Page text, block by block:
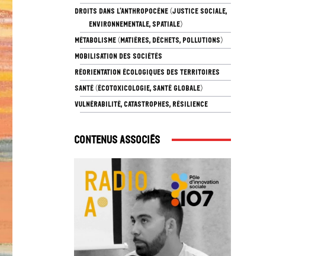
DROITS DANS L’ANTHROPOCÈNE (JUSTICE SOCIALE,
ENVIRONNEMENTALE, SPATIALE)
MÉTABOLISME (MATIÈRES, DÉCHETS, POLLUTIONS)
MOBILISATION DES SOCIÉTÉS
RÉORIENTATION ÉCOLOGIQUES DES TERRITOIRES
SANTÉ (ÉCOTOXICOLOGIE, SANTÉ GLOBALE)
VULNÉRABILITÉ, CATASTROPHES, RÉSILIENCE
Contenus associés